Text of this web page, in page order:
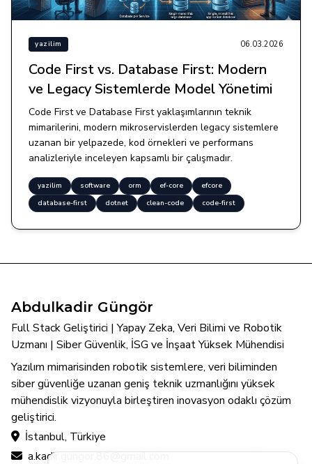
yazilim 06.03.2026
Code First vs. Database First: Modern
ve Legacy Sistemlerde Model Yönetimi
Code First ve Database First yaklaşımlarının teknik
mimarilerini, modern mikroservislerden legacy sistemlere
uzanan bir yelpazede, kod örnekleri ve performans
analizleriyle inceleyen kapsamlı bir çalışmadır.
yazilim software orm ef-core
efcore
database-first
dotnet clean-code code-first
Abdulkadir Güngör
Full Stack Geliştirici | Yapay Zeka, Veri Bilimi ve Robotik
Uzmanı | Siber Güvenlik, İSG ve İnşaat Yüksek Mühendisi
Yazılım mimarisinden robotik sistemlere, veri biliminden
siber güvenliğe uzanan geniş teknik uzmanlığını yüksek
mühendislik vizyonuyla birleştiren inovasyon odaklı çözüm
geliştirici.
İstanbul, Türkiye
a.kadir.gungor.86@gmail.com